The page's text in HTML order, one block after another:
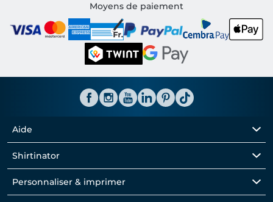
Moyens de paiement
Aide
Shirtinator
Personnaliser & imprimer